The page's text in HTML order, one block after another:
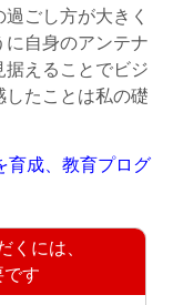
ごし方が大きく
自身のアンテナ
えることでビジ
したことは私の礎
育成、教育プログ
くには、
す